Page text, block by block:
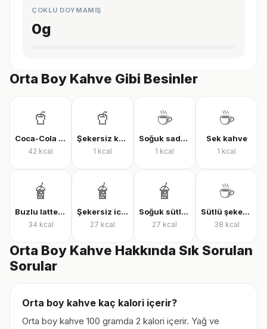
ÇOKLU DOYMAMIŞ
0g
Orta Boy Kahve Gibi Besinler
🥤
Coca-Cola Classic
42 kcal
🥤
Şekersiz kola
1 kcal
☕
Soğuk sade kahve
1 kcal
☕
Sek kahve
1 kcal
🧋
Buzlu latte şekersiz
34 kcal
🧋
Şekersiz iced latte
27 kcal
🧋
Soğuk sütlü kahve, şekersiz
27 kcal
☕
Sütlü şekerli kahve
38 kcal
Orta Boy Kahve Hakkında Sık Sorulan
Sorular
Orta boy kahve kaç kalori içerir?
Orta boy kahve 100 gramda 2 kalori içerir. Yağ ve